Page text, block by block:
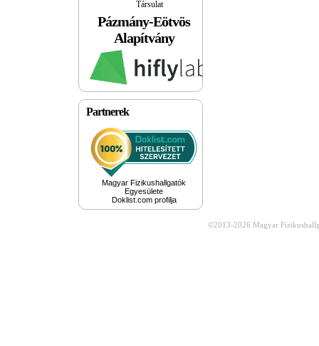
Pázmány-Eötvös
Alapítvány
Partnerek
Magyar Fizikushallgatók
Egyesülete
Doklist.com profilja
©2013-2026 Magyar